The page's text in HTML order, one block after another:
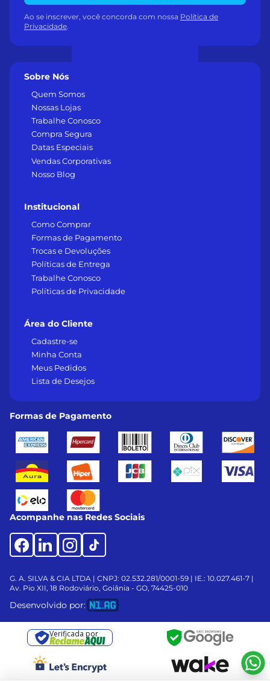
Sobre Nós
Quem Somos
Nossas Lojas
Trabalhe Conosco
Compra Segura
Datas Especiais
Vendas Corporativas
Nosso Blog
Institucional
Como Comprar
Formas de Pagamento
Trocas e Devoluções
Políticas de Entrega
Trabalhe Conosco
Políticas de Privacidade
Área do Cliente
Cadastre-se
Minha Conta
Meus Pedidos
Lista de Desejos
Ao se inscrever, você concorda com nossa Política de
Privacidade
Formas de Pagamento
Acompanhe nas Redes Sociais
G. A. SILVA & CIA LTDA | CNPJ: 02.532.281/0001-59 | IE.: 10.027.461-7 |
Av. Pio XII, 18 Rodoviário, Goiânia - GO, 74425-010
Desenvolvido por:
Verificada por